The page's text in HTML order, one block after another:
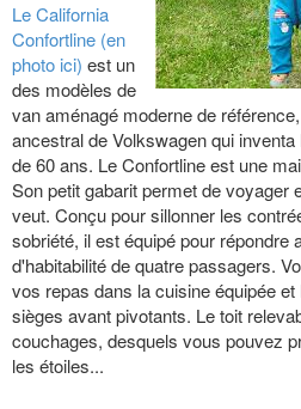
Le California
Confortline (en
photo ici) est un
des modèles de
van aménagé moderne de
ancestral de Volkswagen qui
de 60 ans. Le Confortline est une
Son petit gabarit permet de voyager
veut. Conçu pour sillonner les
sobriété, il est équipé pour répondre
d'habitabilité de quatre passagers.
vos repas dans la cuisine équipée
sièges avant pivotants. Le toit
couchages, desquels vous pouvez
les étoiles...